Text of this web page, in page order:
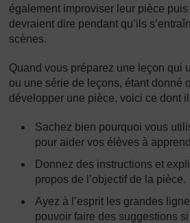
également improviser leur pièce
devraient dire pendant qu’ils
scènes.
Quand vous préparez une leçon qui
ou une série de leçons, étant donné
développer une pièce, voici ce dont
Sachez bien pourquoi vous
pour aider vos élèves à
Donnez des instructions et
propos de l’objectif de la pièce.
Ayez à l’esprit les grandes
pouvoir faire des suggestions